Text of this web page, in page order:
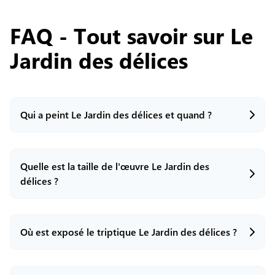
FAQ - Tout savoir sur Le
Jardin des délices
Qui a peint Le Jardin des délices et quand ?
Le Jardin des délices est un triptyque peint à
l’huile sur panneaux de bois par le peintre
Quelle est la taille de l'œuvre Le Jardin des
délices ?
Le triptyque ouvert mesure environ 220 cm de
Où est exposé le triptique Le Jardin des délices ?